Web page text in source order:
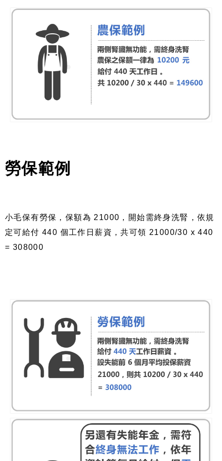
勞保範例
小毛保有勞保，保額為 21000，開始需終身洗腎，依規
定可給付 440 個工作日薪資，共可領 21000/30 x 440
= 308000